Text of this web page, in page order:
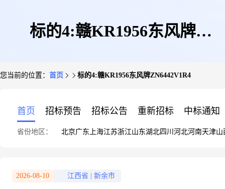
标的4:赣KR1956东风牌
您当前的位置： 首页 标的4:赣KR1956东风牌ZN6442V1R4
首页 招标预告 招标公告 重新招标 中标通知
省份地区： 北京广东 上海江苏浙江山东湖北四川 河北河南天津山
2026-08-10 江西省 新余市